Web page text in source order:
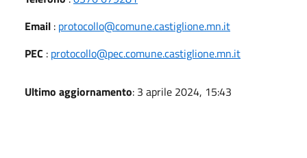
Email : protocollo@comune.castiglione.mn.it
PEC : protocollo@pec.comune.castiglione.mn.it
Ultimo aggiornamento: 3 aprile 2024, 15:43